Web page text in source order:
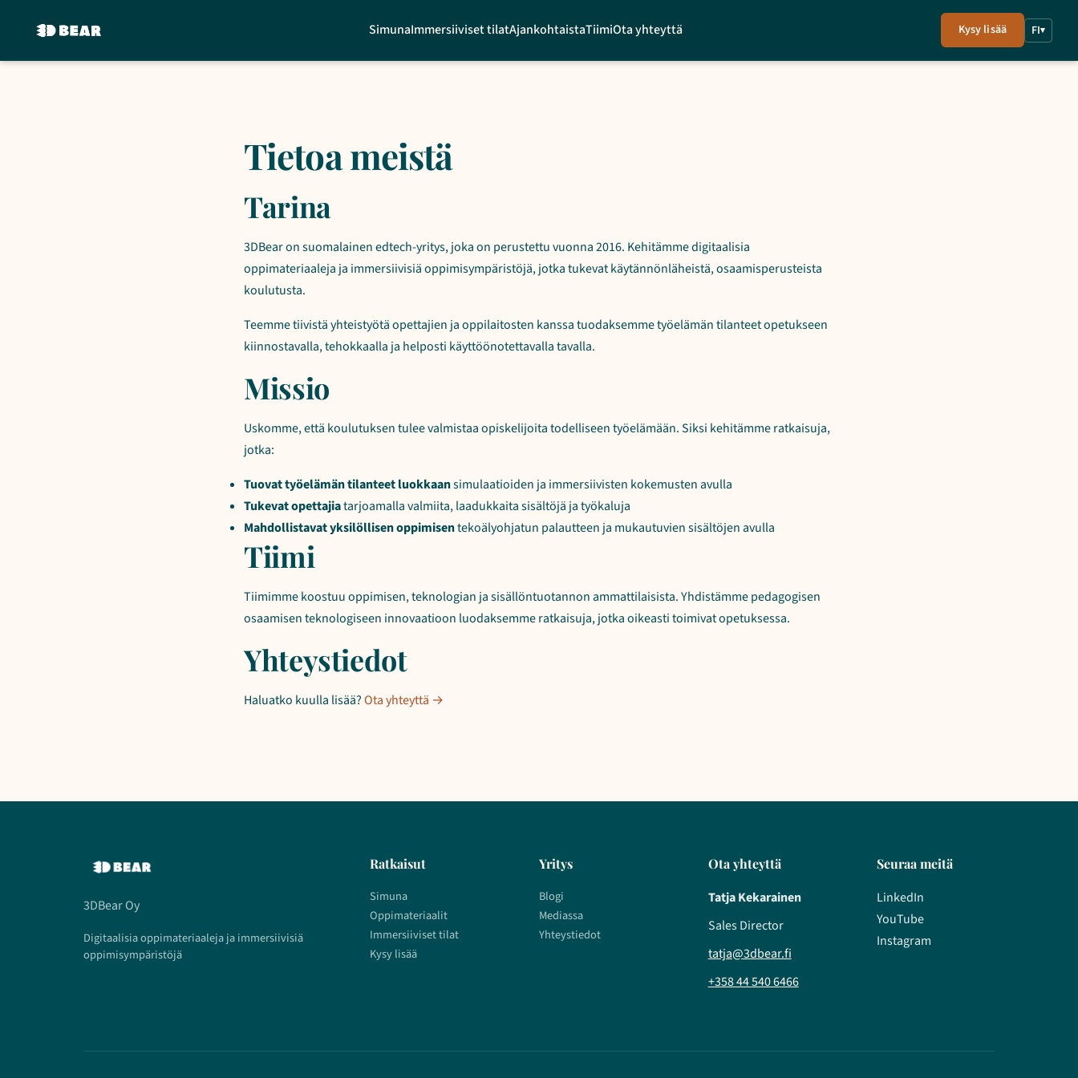
SimunaImmersiiviset tilatAjankohtaistaTiimiOta yhteyttä Kysy lisää FI▾
Tietoa meistä
Tarina
3DBear on suomalainen edtech-yritys, joka on perustettu vuonna 2016. Kehitämme digitaalisia
oppimateriaaleja ja immersiivisiä oppimisympäristöjä, jotka tukevat käytännönläheistä, osaamisperusteista
koulutusta.
Teemme tiivistä yhteistyötä opettajien ja oppilaitosten kanssa tuodaksemme työelämän tilanteet opetukseen
kiinnostavalla, tehokkaalla ja helposti käyttöönotettavalla tavalla.
Missio
Uskomme, että koulutuksen tulee valmistaa opiskelijoita todelliseen työelämään. Siksi kehitämme ratkaisuja,
jotka:
Tuovat työelämän tilanteet luokkaansimulaatioiden ja immersiivisten kokemusten avulla
Tukevat opettajiatarjoamalla valmiita, laadukkaita sisältöjä ja työkaluja
Mahdollistavat yksilöllisen oppimisentekoälyohjatun palautteen ja mukautuvien sisältöjen avulla
Tiimi
Tiimimme koostuu oppimisen, teknologian ja sisällöntuotannon ammattilaisista. Yhdistämme pedagogisen
osaamisen teknologiseen innovaatioon luodaksemme ratkaisuja, jotka oikeasti toimivat opetuksessa.
Yhteystiedot
Haluatko kuulla lisää?Ota yhteyttä →
3DBear Oy
Digitaalisia oppimateriaaleja ja immersiivisiä
oppimisympäristöjä
Ratkaisut
Simuna
Oppimateriaalit
Immersiiviset tilat
Kysy lisää
Yritys
Blogi
Mediassa
Yhteystiedot
Ota yhteyttä
Tatja Kekarainen
Sales Director
tatja@3dbear.fi
+358 44 540 6466
Seuraa meitä
LinkedIn
YouTube
Instagram